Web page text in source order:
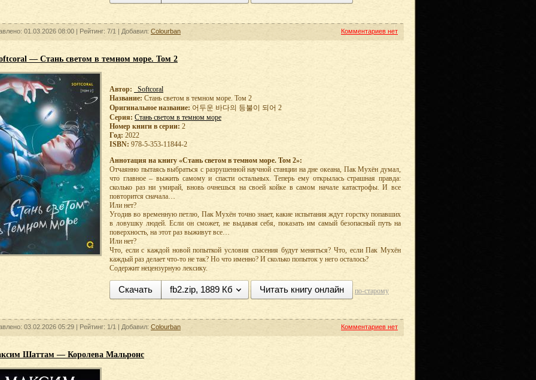
01.03.2026 08:00 | Рейтинг: 7/1 | Добавил: Colourban Комментариев нет
— Стань светом в темном море. Том 2
Автор:
Softcoral
Название: Стань светом в темном море. Том 2
Оригинальное название: 어두운 바다의 등불이 되어 2
Серия: Стань светом в темном море
Номер книги в серии: 2
Год: 2022
ISBN: 978-5-353-11844-2
Аннотация на книгу «Стань светом в темном море. Том 2»:
Отчаянно пытаясь выбраться c разрушенной научной станции на дне океана, Пак Мухён думал,
что главное – выжить самому и спасти остальных. Теперь ему открылась страшная правда:
сколько раз ни умирай, вновь очнешься на своей койке в самом начале катастрофы. И все
повторится сначала…
Или нет?
Угодив во временную петлю, Пак Мухён точно знает, какие испытания ждут горстку попавших
в ловушку людей. Если он сможет, не выдавая себя, показать им самый безопасный путь на
поверхность, на этот раз выживут все…
Или нет?
Что, если с каждой новой попыткой условия спасения будут меняться? Что, если Пак Мухён
каждый раз делает что-то не так? Но что именно? И сколько попыток у него осталось?
Содержит нецензурную лексику.
Скачать fb2.zip, 1889 Кб Читать книгу онлайн по-старому
03.02.2026 05:29 | Рейтинг: 1/1 | Добавил: Colourban Комментариев нет
Шаттам — Королева Мальронс